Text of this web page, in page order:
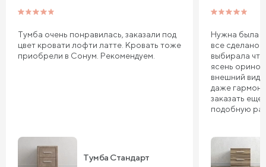
Тумба очень понравилась, заказали под
цвет кровати лофти латте. Кровать тоже
приобрели в Сонум. Рекомендуем.
Тумба Стандарт
Нужна была
все сделано
выбирала
ясень
внешний вид
даже
заказать еще
подобную